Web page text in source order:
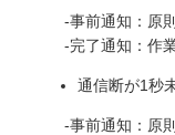
-事前通知：原則
-完了通知：作業
通信断が1秒
-事前通知：原則